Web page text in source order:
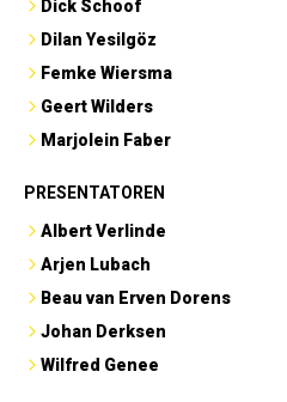
Dick Schoof
Dilan Yesilgöz
Femke Wiersma
Geert Wilders
Marjolein Faber
PRESENTATOREN
Albert Verlinde
Arjen Lubach
Beau van Erven Dorens
Johan Derksen
Wilfred Genee